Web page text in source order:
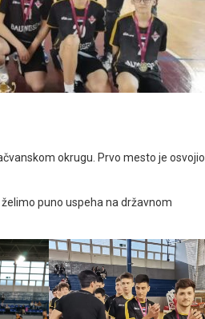
okrugu. Prvo mesto je osvojio
puno uspeha na državnom